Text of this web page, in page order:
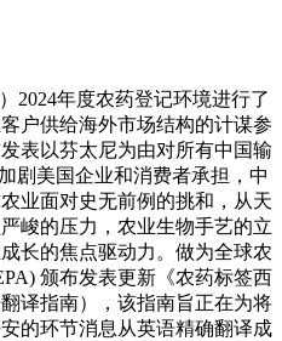
年度农药登记环境进行了
户供给海外市场结构的计谋参
表以芬太尼为由对所有中国输
剧美国企业和消费者承担，中
业面对史无前例的挑和，从天
峻的压力，农业生物手艺的立
长的焦点驱动力。做为全球农
颁布发表更新《农药标签西
译指南），该指南旨正在为将
的环节消息从英语精确翻译成